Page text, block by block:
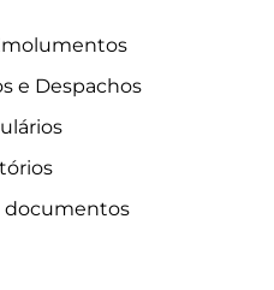
e Despachos
documentos